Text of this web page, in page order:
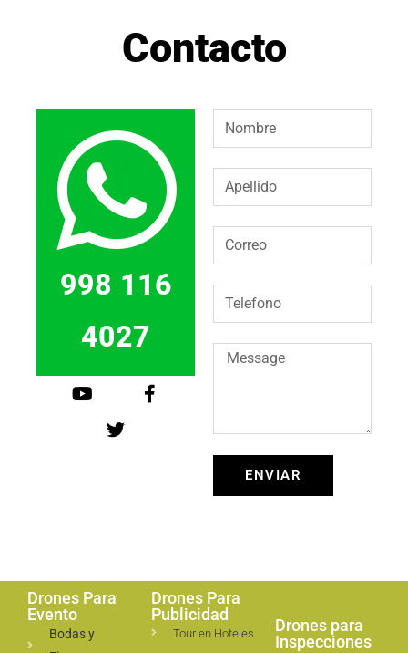
Contacto
998 116
4027
ENVIAR
Drones Para
Evento
Bodas y
Drones Para
Publicidad
Tour en Hoteles
Drones para
Inspecciones